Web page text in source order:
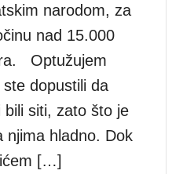
narodom, za
nad 15.000
Optužujem
dopustili da
bili siti, zato što je
njima hladno. Dok
[…]